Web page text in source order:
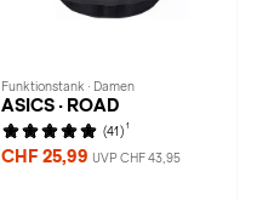
Funktionstank · Damen
ASICS · ROAD
(41) 1
CHF 25,99 UVP CHF 43,95